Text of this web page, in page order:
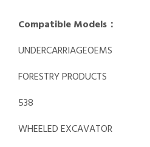
Compatible Models：
UNDERCARRIAGEOEMS
FORESTRY PRODUCTS
538
WHEELED EXCAVATOR